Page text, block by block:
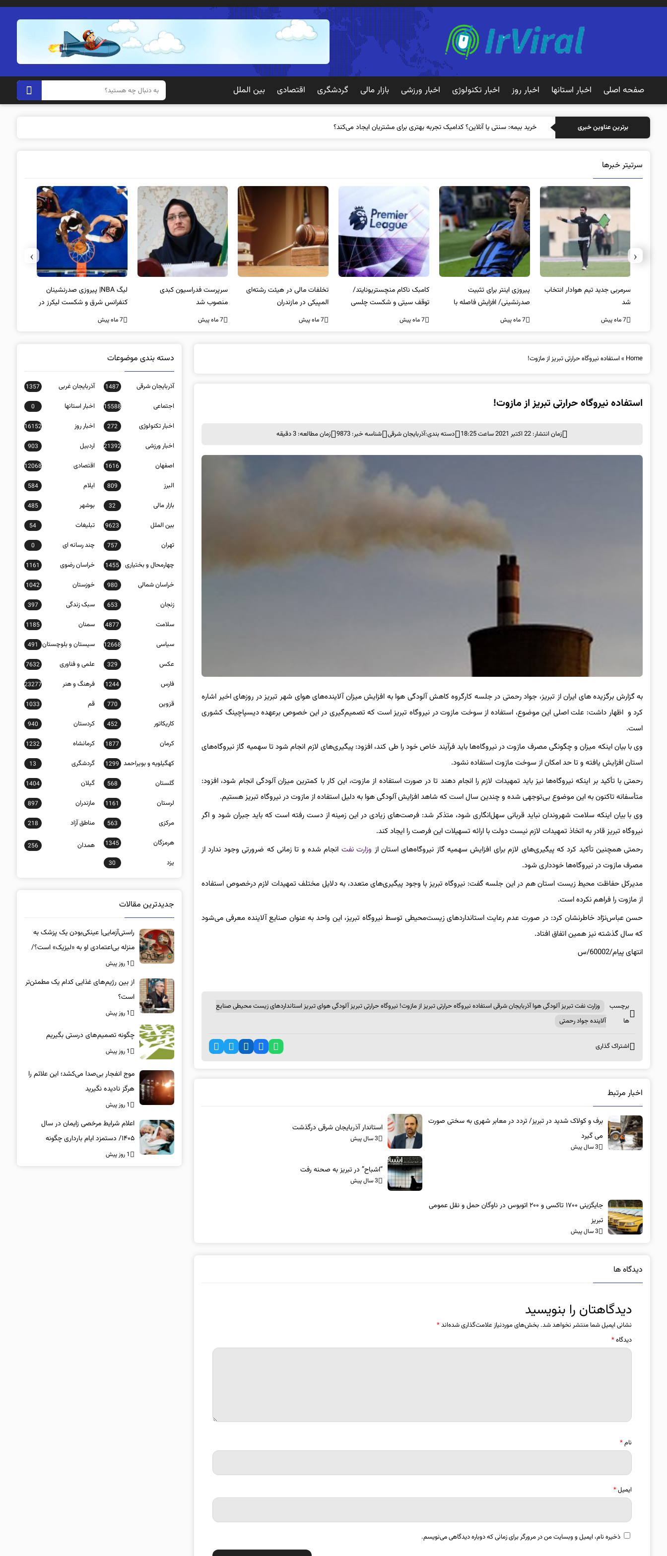
صفحه اصلی اخبار استانها اخبار روز اخبار تکنولوژی اخبار ورزشی بازار مالی گردشگری اقتصادی بین الملل
برترین عناوین خبری خرید بیمه: سنتی ی
سرتیتر خبرها
سرمربی جدید تیم هوادار انتخاب
شد
7 ماه پیش
پیروزی اینتر برای تثبیت
صدرنشینی/ افزایش فاصله با
ناپولی
7 ماه پیش
کامبک ناکام منچستریونایتد/
توقف سیتی و شکست چلسی
7 ماه پیش
تخلفات مالی در هیئت رشته‌ای
المپیکی در مازندران
7 ماه پیش
سرپرست فدراسیون کبدی
منصوب شد
7 ماه پیش
لیگ NBA| پیروزی صدرنشینان
کنفرانس شرق و شکست لیکرز در
غیاب جیمز
7 ماه پیش
‹
›
Home
» استفاده نیروگاه حرارتی تبریز از مازوت!
استفاده نیروگاه حرارتی تبریز از مازوت!
زمان انتشار: 22 اکتبر 2021 ساعت 18:25 دسته بندی:آذربایجان شرقی شناسه خبر: 9873 زمان مطالعه: 3 دقیقه
به گزارش برگزیده های ایران از تبریز، جواد رحمتی در جلسه کارگروه کاهش آلودگی هوا به افزایش میزان آلاینده‌های هوای شهر تبریز در روزهای اخیر اشاره
کرد و اظهار داشت: علت اصلی این موضوع، استفاده از سوخت مازوت در نیروگاه تبریز است که تصمیم‌گیری در این خصوص برعهده دیسپاچینگ کشوری
است.
وی با بیان اینکه میزان و چگونگی مصرف مازوت در نیروگاه‌ها باید فرآیند خاص خود را طی کند، افزود: پیگیری‌های لازم انجام شود تا سهمیه گاز نیروگاه‌های
استان افزایش یافته و تا حد امکان از سوخت مازوت استفاده نشود.
رحمتی با تأکید بر اینکه نیروگاه‌ها نیز باید تمهیدات لازم را انجام دهند تا در صورت استفاده از مازوت، این کار با کمترین میزان آلودگی انجام شود، افزود:
متأسفانه تاکنون به این موضوع بی‌توجهی شده و چندین سال است که شاهد افزایش آلودگی هوا به دلیل استفاده از مازوت در نیروگاه تبریز هستیم.
وی با بیان اینکه سلامت شهروندان نباید قربانی سهل‌انگاری شود، متذکر شد: فرصت‌های زیادی در این زمینه از دست رفته است که باید جبران شود و اگر
نیروگاه تبریز قادر به اتخاذ تمهیدات لازم نیست دولت با ارائه تسهیلات این فرصت را ایجاد کند.
رحمتی همچنین تأکید کرد که پیگیری‌های لازم برای افزایش سهمیه گاز نیروگاه‌های استان از وزارت نفت انجام شده و تا زمانی که ضرورتی وجود ندارد از
مصرف مازوت در نیروگاه‌ها خودداری شود.
مدیرکل حفاظت محیط زیست استان هم در این جلسه گفت: نیروگاه تبریز با وجود پیگیری‌های متعدد، به دلایل مختلف تمهیدات لازم درخصوص استفاده
از مازوت را فراهم نکرده است.
حسن عباس‌نژاد خاطرنشان کرد: در صورت عدم رعایت استانداردهای زیست‌محیطی توسط نیروگاه تبریز، این واحد به عنوان صنایع آلاینده معرفی می‌شود
که سال گذشته نیز همین اتفاق افتاد.
انتهای پیام/60002/س
برچسب
ها
وزارت نفت تبریز آلودگی هوا آذربایجان شرقی استفاده نیروگاه حرارتی تبریز از مازوت! نیروگاه حرارتی تبریز آلودگی هوای تبریز استانداردهای زیست محیطی صنایع
آلاینده جواد رحمتی
اشتراک گذاری
اخبار مرتبط
برف و کولاک شدید در تبریز/ تردد در معابر شهری به سختی صورت
می گیرد
3 سال پیش
استاندار آذربایجان شرقی درگذشت
3 سال پیش
“اشباح” در تبریز به صحنه رفت
3 سال پیش
جایگزینی ۱۷۰۰ تاکسی و ۲۰۰ اتوبوس در ناوگان حمل و نقل عمومی
تبریز
3 سال پیش
دیدگاه ها
دیدگاهتان را بنویسید
نشانی ایمیل شما منتشر نخواهد شد. بخش‌های موردنیاز علامت‌گذاری شده‌اند*
دیدگاه*
نام*
ایمیل*
ذخیره نام، ایمیل و وبسایت من در مرورگر برای زمانی که دوباره دیدگاهی می‌نویسم.
دسته بندی موضوعات
آذربایجان شرقی 1487 آذربایجان غربی 1357
اجتماعی 15588 اخبار استانها 0
اخبار تکنولوژی 272 اخبار روز 16152
اخبار ورزشی 21392 اردبیل 903
اصفهان 1616 اقتصادی 12068
البرز 809 ایلام 584
بازار مالی 32 بوشهر 485
بین الملل 9623 تبلیغات 54
تهران 757 چند رسانه ای 0
چهارمحال و بختیاری 1455 خراسان رضوی 1161
خراسان شمالی 980 خوزستان 1042
زنجان 653 سبک زندگی 397
سلامت 4877 سمنان 1185
سیاسی 12668 سیستان و بلوچستان 491
عکس 329 علمی و فناوری 7632
فارس 1244 فرهنگ و هنر 23277
قزوین 770 قم 1033
کاریکاتور 452 کردستان 940
کرمان 1877 کرمانشاه 1232
کهگیلویه و بویراحمد 1299 گردشگری 13
گلستان 568 گیلان 1404
لرستان 1161 مازندران 897
مرکزی 563 مناطق آزاد 218
هرمزگان 1345 همدان 256
یزد 30
جدیدترین مقالات
راستی‌آزمایی| عینکی‌بودن یک پزشک به
منزله بی‌اعتمادی او به «لیزیک» است؟/
جراحان، چشم فرزندان خود را لیزیک
می‌کنند؟
1 روز پیش
از بین رژیم‌های غذایی کدام یک مطمئن‌تر
است؟‌
1 روز پیش
چگونه تصمیم‌های درستی بگیریم
1 روز پیش
موج انفجار بی‌صدا می‌کشد؛ این علائم را
هرگز نادیده نگیرید
1 روز پیش
اعلام شرایط مرخصی زایمان در سال
۱۴۰۵/ دستمزد ایام بارداری چگونه
پرداخت می‌شود؟
1 روز پیش